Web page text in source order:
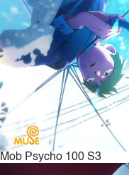
Mob Psycho 100 S3